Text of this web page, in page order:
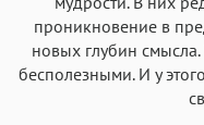
проникновение в
новых глубин
бесполезными. И у